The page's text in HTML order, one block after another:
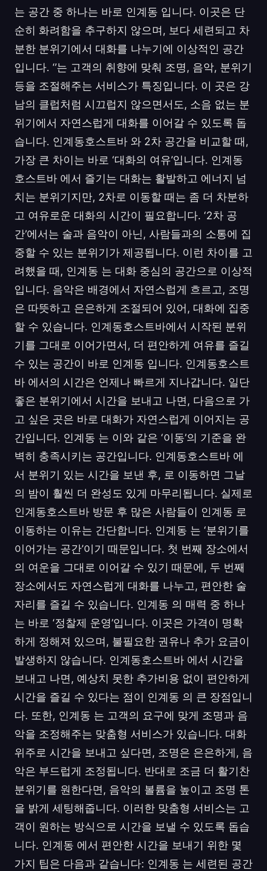
는 공간 중 하나는 바로 인계동 입니다. 이곳은 단
순히 화려함을 추구하지 않으며, 보다 세련되고 차
분한 분위기에서 대화를 나누기에 이상적인 공간
입니다. ‘’는 고객의 취향에 맞춰 조명, 음악, 분위기
등을 조절해주는 서비스가 특징입니다. 이 곳은 강
남의 클럽처럼 시끄럽지 않으면서도, 소음 없는 분
위기에서 자연스럽게 대화를 이어갈 수 있도록 돕
습니다. 인계동호스트바 와 2차 공간을 비교할 때,
가장 큰 차이는 바로 ‘대화의 여유’입니다. 인계동
호스트바 에서 즐기는 대화는 활발하고 에너지 넘
치는 분위기지만, 2차로 이동할 때는 좀 더 차분하
고 여유로운 대화의 시간이 필요합니다. ‘2차 공
간’에서는 술과 음악이 아닌, 사람들과의 소통에 집
중할 수 있는 분위기가 제공됩니다. 이런 차이를 고
려했을 때, 인계동 는 대화 중심의 공간으로 이상적
입니다. 음악은 배경에서 자연스럽게 흐르고, 조명
은 따뜻하고 은은하게 조절되어 있어, 대화에 집중
할 수 있습니다. 인계동호스트바에서 시작된 분위
기를 그대로 이어가면서, 더 편안하게 여유를 즐길
수 있는 공간이 바로 인계동 입니다. 인계동호스트
바 에서의 시간은 언제나 빠르게 지나갑니다. 일단
좋은 분위기에서 시간을 보내고 나면, 다음으로 가
고 싶은 곳은 바로 대화가 자연스럽게 이어지는 공
간입니다. 인계동 는 이와 같은 ‘이동’의 기준을 완
벽히 충족시키는 공간입니다. 인계동호스트바 에
서 분위기 있는 시간을 보낸 후, 로 이동하면 그날
의 밤이 훨씬 더 완성도 있게 마무리됩니다. 실제로
인계동호스트바 방문 후 많은 사람들이 인계동 로
이동하는 이유는 간단합니다. 인계동 는 ‘분위기를
이어가는 공간’이기 때문입니다. 첫 번째 장소에서
의 여운을 그대로 이어갈 수 있기 때문에, 두 번째
장소에서도 자연스럽게 대화를 나누고, 편안한 술
자리를 즐길 수 있습니다. 인계동 의 매력 중 하나
는 바로 ‘정찰제 운영’입니다. 이곳은 가격이 명확
하게 정해져 있으며, 불필요한 권유나 추가 요금이
발생하지 않습니다. 인계동호스트바 에서 시간을
보내고 나면, 예상치 못한 추가비용 없이 편안하게
시간을 즐길 수 있다는 점이 인계동 의 큰 장점입니
다. 또한, 인계동 는 고객의 요구에 맞게 조명과 음
악을 조정해주는 맞춤형 서비스가 있습니다. 대화
위주로 시간을 보내고 싶다면, 조명은 은은하게, 음
악은 부드럽게 조정됩니다. 반대로 조금 더 활기찬
분위기를 원한다면, 음악의 볼륨을 높이고 조명 톤
을 밝게 세팅해줍니다. 이러한 맞춤형 서비스는 고
객이 원하는 방식으로 시간을 보낼 수 있도록 돕습
니다. 인계동 에서 편안한 시간을 보내기 위한 몇
가지 팁은 다음과 같습니다: 인계동 는 세련된 공간